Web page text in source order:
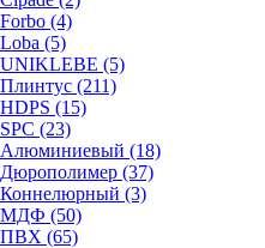
Forbo (4)
Loba (5)
UNIKLEBE (5)
Плинтус (211)
HDPS (15)
SPC (23)
Алюминиевый (18)
Дюрополимер (37)
Коннелюрный (3)
МДФ (50)
ПВХ (65)